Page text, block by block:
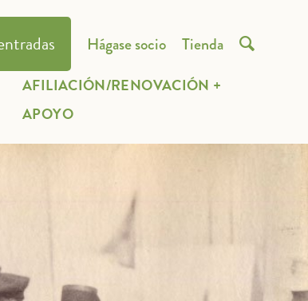
Hágase socio Tienda 
AFILIACIÓN/RENOVACIÓN +
APOYO